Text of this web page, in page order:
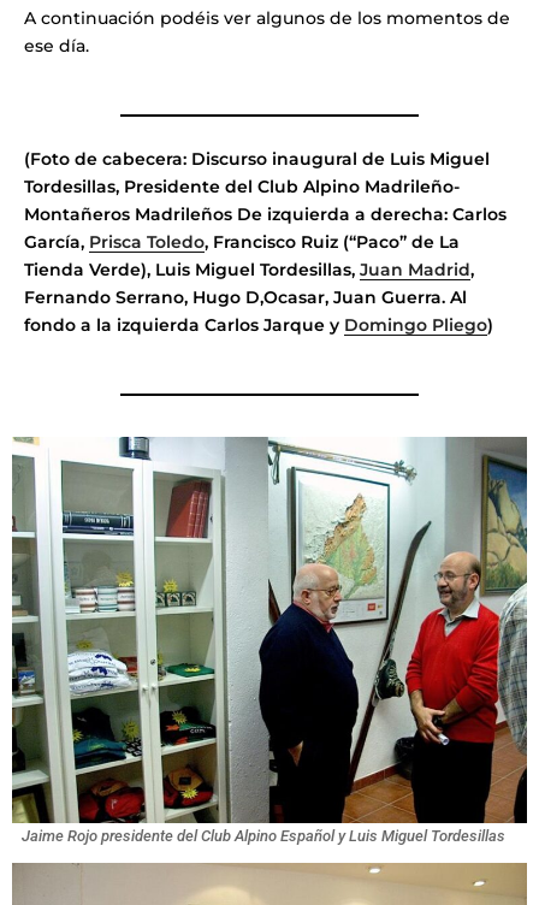
A continuación podéis ver algunos de los momentos de
ese día.
(Foto de cabecera: Discurso inaugural de Luis Miguel
Tordesillas, Presidente del Club Alpino Madrileño-
Montañeros Madrileños De izquierda a derecha: Carlos
García, Prisca Toledo, Francisco Ruiz (“Paco” de La
Tienda Verde), Luis Miguel Tordesillas, Juan Madrid,
Fernando Serrano, Hugo D,Ocasar, Juan Guerra. Al
fondo a la izquierda Carlos Jarque y Domingo Pliego)
Jaime Rojo presidente del Club Alpino Español y Luis Miguel Tordesillas